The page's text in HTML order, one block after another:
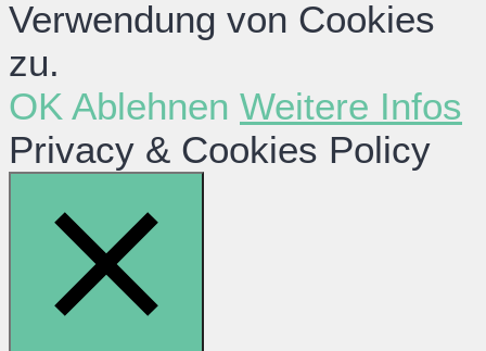
Verwendung von Cookies
zu.
OK Ablehnen Weitere Infos
Privacy & Cookies Policy